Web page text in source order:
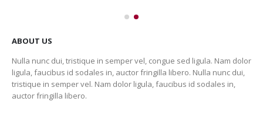
ABOUT US
Nulla nunc dui, tristique in semper vel, congue sed ligula. Nam dolor
ligula, faucibus id sodales in, auctor fringilla libero. Nulla nunc dui,
tristique in semper vel. Nam dolor ligula, faucibus id sodales in,
auctor fringilla libero.